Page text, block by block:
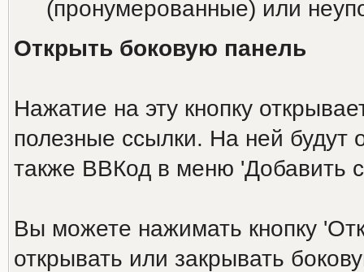
(пронумерованные) или
Открыть боковую панель
Нажатие на эту кнопку
полезные ссылки. На ней
также ВВКод в меню 'Добавить
Вы можете нажимать кнопку
открывать или закрывать